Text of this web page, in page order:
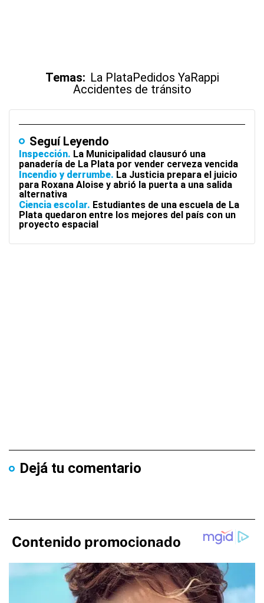
Temas: La PlataPedidos YaRappi
Accidentes de tránsito
Seguí Leyendo
Inspección La Municipalidad clausuró una
panadería de La Plata por vender cerveza vencida
Incendio y derrumbe La Justicia prepara el juicio
para Roxana Aloise y abrió la puerta a una salida
alternativa
Ciencia escolar Estudiantes de una escuela de La
Plata quedaron entre los mejores del país con un
proyecto espacial
Dejá tu comentario